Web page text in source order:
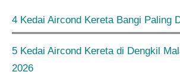
4 Kedai Aircond Kereta Bangi Paling
5 Kedai Aircond Kereta di Dengkil
2026